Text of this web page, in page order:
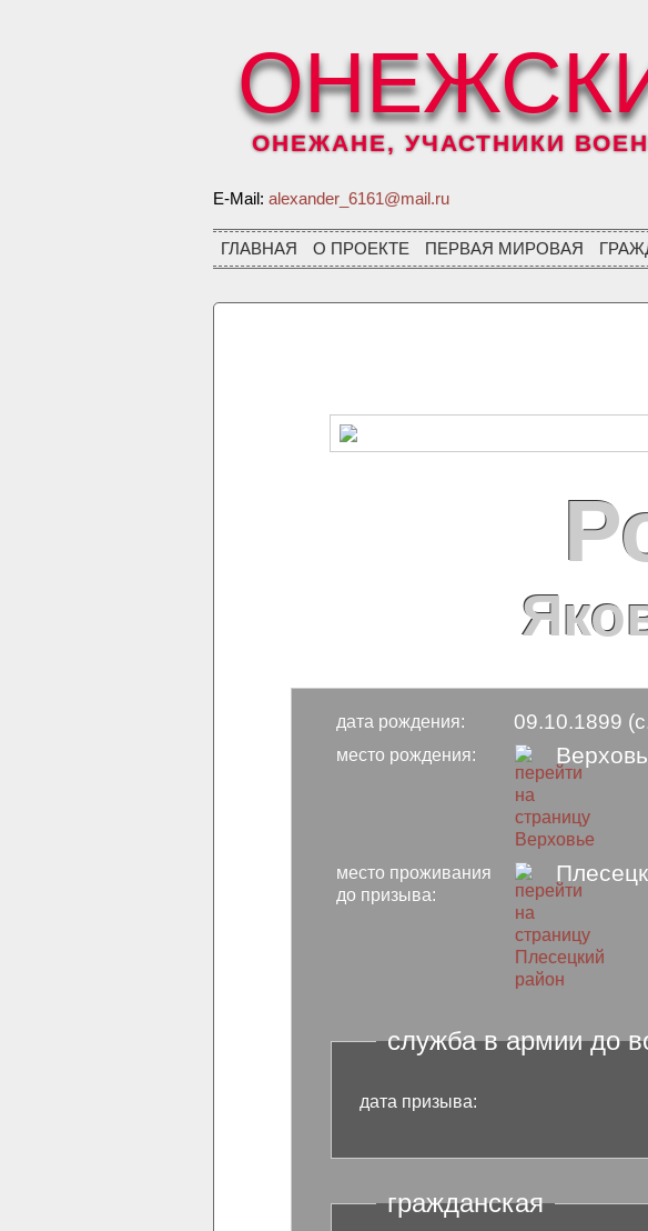
ОНЕЖАНЕ, УЧАСТНИКИ
E-Mail: alexander_6161@mail.ru
ГЛАВНАЯ О ПРОЕКТЕ ПЕРВАЯ МИРОВАЯ
дата рождения: 09.10.1899
место рождения:
место проживания
до призыва:
служба в армии до
дата призыва:
гражданская